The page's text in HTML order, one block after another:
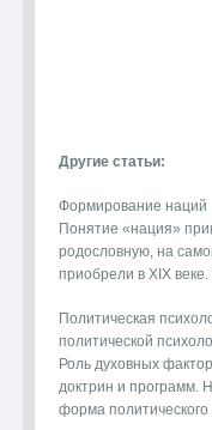
Другие статьи:
Формирование наций
Понятие «нация»
родословную, на
приобрели в XIX
Политическая
политической
Роль духовных
доктрин и программ.
форма